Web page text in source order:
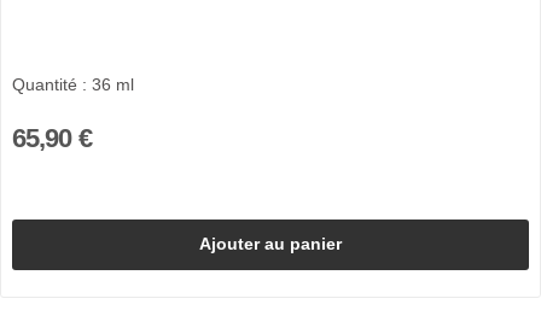
Quantité : 36 ml
65,90 €
Ajouter au panier